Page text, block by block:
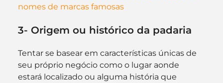
nomes de marcas famosas
3- Origem ou histórico da padaria
Tentar se basear em características únicas de
seu próprio negócio como o lugar aonde
estará localizado ou alguma história que